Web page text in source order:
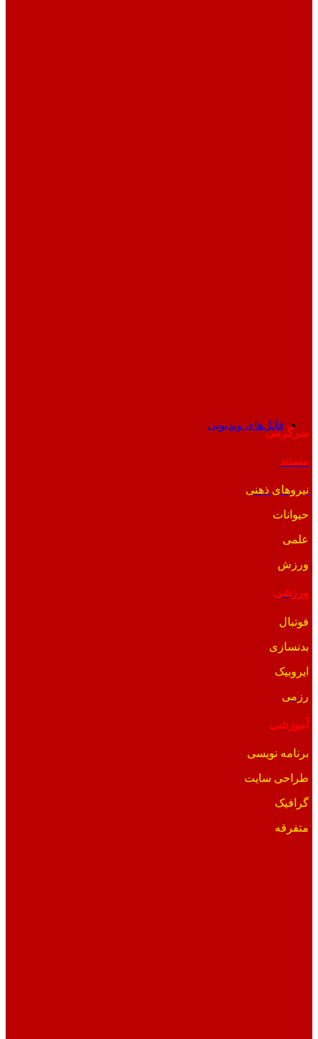
فایل‌های ویدیویی
سرگرمی
مستند
نیروهای ذهنی
حیوانات
علمی
ورزش
ورزشی
فوتبال
بدنسازی
ایروبیک
رزمی
آموزشی
برنامه نویسی
طراحی سایت
گرافیک
متفرقه